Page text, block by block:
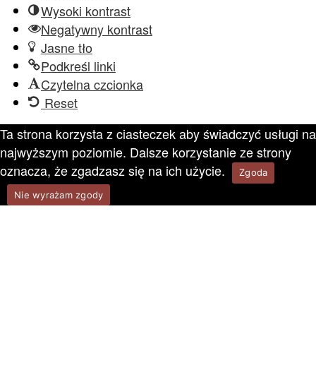
Wysoki kontrast
Negatywny kontrast
Jasne tło
Podkreśl linki
Czytelna czcionka
Reset
Ta strona korzysta z ciasteczek aby świadczyć usługi na
najwyższym poziomie. Dalsze korzystanie ze strony
oznacza, że zgadzasz się na ich użycie.
Zgoda
Nie wyrażam zgody